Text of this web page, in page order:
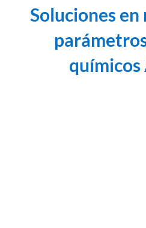
Soluciones
químicos